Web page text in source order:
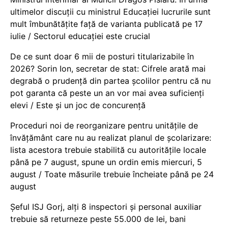
ultimelor discuții cu ministrul Educației lucrurile sunt
mult îmbunătățite față de varianta publicată pe 17
iulie / Sectorul educației este crucial
De ce sunt doar 6 mii de posturi titularizabile în
2026? Sorin Ion, secretar de stat: Cifrele arată mai
degrabă o prudență din partea școlilor pentru că nu
pot garanta că peste un an vor mai avea suficienți
elevi / Este și un joc de concurență
Proceduri noi de reorganizare pentru unitățile de
învățământ care nu au realizat planul de școlarizare:
lista acestora trebuie stabilită cu autoritățile locale
până pe 7 august, spune un ordin emis miercuri, 5
august / Toate măsurile trebuie încheiate până pe 24
august
Șeful ISJ Gorj, alți 8 inspectori și personal auxiliar
trebuie să returneze peste 55.000 de lei, bani